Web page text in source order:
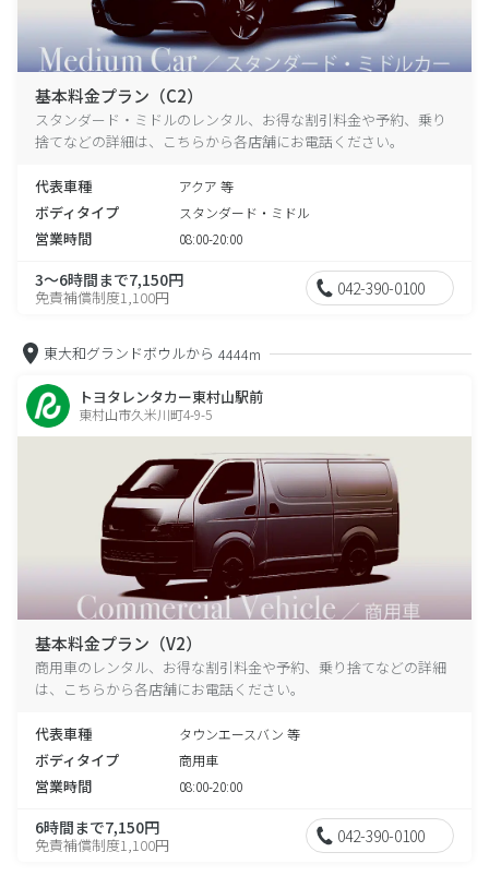
基本料金プラン（C2）
スタンダード・ミドルのレンタル、お得な割引料金や予約、乗り
捨てなどの詳細は、こちらから各店舗にお電話ください。
代表車種 アクア 等
ボディタイプ スタンダード・ミドル
営業時間 08:00-20:00
3～6時間まで7,150円
免責補償制度1,100円 042-390-0100
東大和グランドボウルから 4444m
トヨタレンタカー東村山駅前
東村山市久米川町4-9-5
基本料金プラン（V2）
商用車のレンタル、お得な割引料金や予約、乗り捨てなどの詳細
は、こちらから各店舗にお電話ください。
代表車種 タウンエースバン 等
ボディタイプ 商用車
営業時間 08:00-20:00
6時間まで7,150円
免責補償制度1,100円 042-390-0100